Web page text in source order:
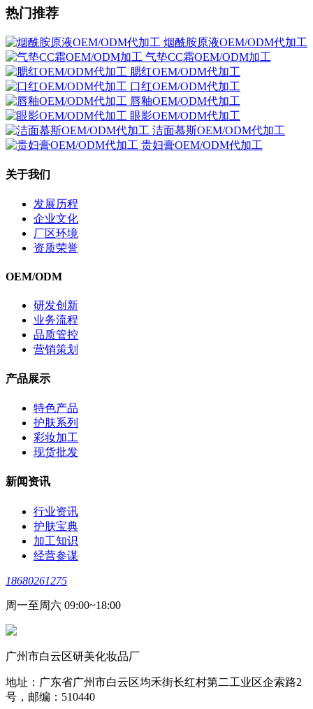
热门推荐
烟酰胺原液OEM/ODM代加工
气垫CC霜OEM/ODM加工
腮红OEM/ODM代加工
口红OEM/ODM代加工
唇釉OEM/ODM代加工
眼影OEM/ODM代加工
洁面慕斯OEM/ODM代加工
贵妇膏OEM/ODM代加工
关于我们
发展历程
企业文化
厂区环境
资质荣誉
OEM/ODM
研发创新
业务流程
品质管控
营销策划
产品展示
特色产品
护肤系列
彩妆加工
现货批发
新闻资讯
行业资讯
护肤宝典
加工知识
经营参谋
18680261275
周一至周六 09:00~18:00
广州市白云区研美化妆品厂
地址：广东省广州市白云区均禾街长红村第二工业区企索路2
号，邮编：510440